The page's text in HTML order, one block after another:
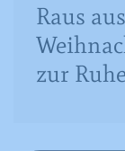
Raus
zur